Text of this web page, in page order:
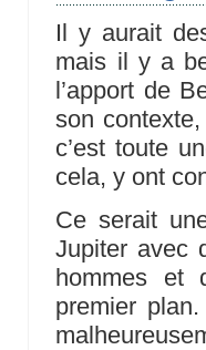
Il y aurait
mais il y a
l’apport de
son
c’est toute
cela, y ont
Ce serait
Jupiter avec
hommes et
premier